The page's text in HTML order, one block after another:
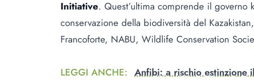
Initiative. Quest’ultima comprende il governo
conservazione della biodiversità del
Francoforte, NABU, Wildlife Conservation
LEGGI ANCHE: Anfibi: a rischio estinzione